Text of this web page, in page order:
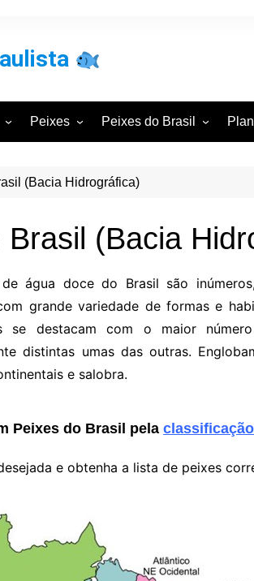
de Aquários
Peixes
Por Grupos Comuns
Peixes do Brasil
Por Classificação Científica
(Bacia Hidrográfica)
Brasil (Bacia
água doce do Brasil são
grande variedade de formas e
se destacam com o maior
distintas umas das outras.
e salobra.
Peixes do Brasil pela
e obtenha a lista de peixes